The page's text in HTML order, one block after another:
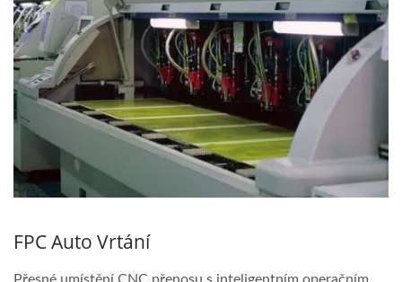
FPC Auto Vrtání
Přesné umístění CNC přenosu s inteligentním operačním